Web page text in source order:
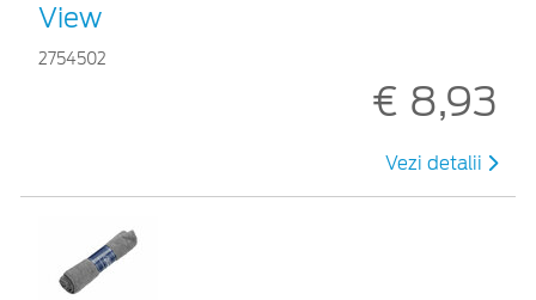
View
2754502
€ 8,93
Vezi detalii